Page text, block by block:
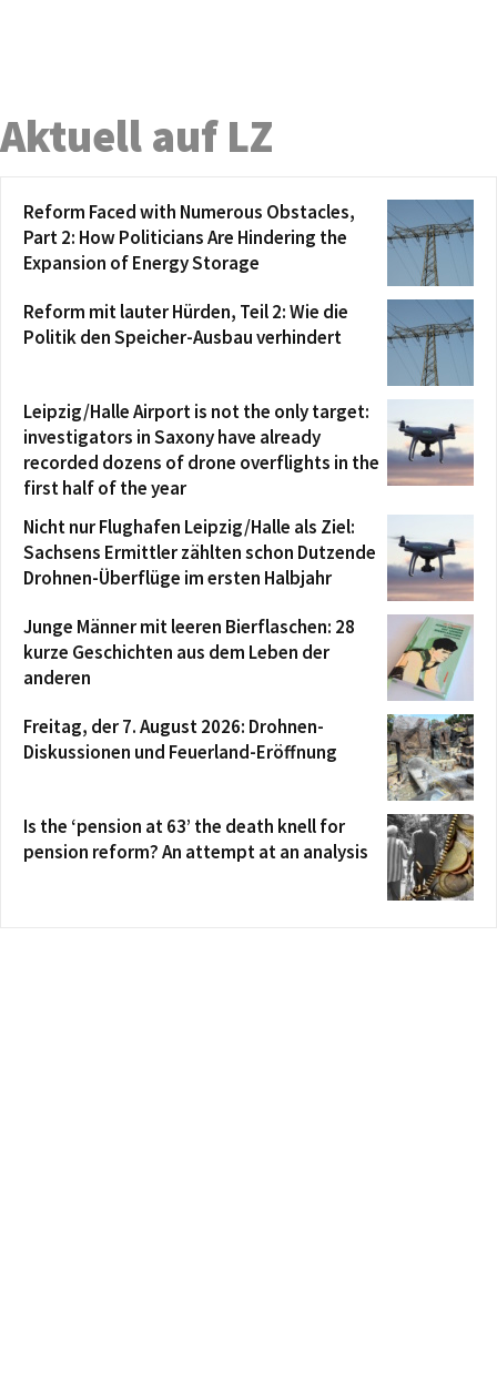
Aktuell auf LZ
Reform Faced with Numerous Obstacles,
Part 2: How Politicians Are Hindering the
Expansion of Energy Storage
Reform mit lauter Hürden, Teil 2: Wie die
Politik den Speicher-Ausbau verhindert
Leipzig/Halle Airport is not the only target:
investigators in Saxony have already
recorded dozens of drone overflights in the
first half of the year
Nicht nur Flughafen Leipzig/Halle als Ziel:
Sachsens Ermittler zählten schon Dutzende
Drohnen-Überflüge im ersten Halbjahr
Junge Männer mit leeren Bierflaschen: 28
kurze Geschichten aus dem Leben der
anderen
Freitag, der 7. August 2026: Drohnen-
Diskussionen und Feuerland-Eröffnung
Is the ‘pension at 63’ the death knell for
pension reform? An attempt at an analysis